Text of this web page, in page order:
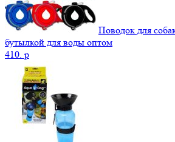
Поводок для
бутылкой для воды оптом
410. p